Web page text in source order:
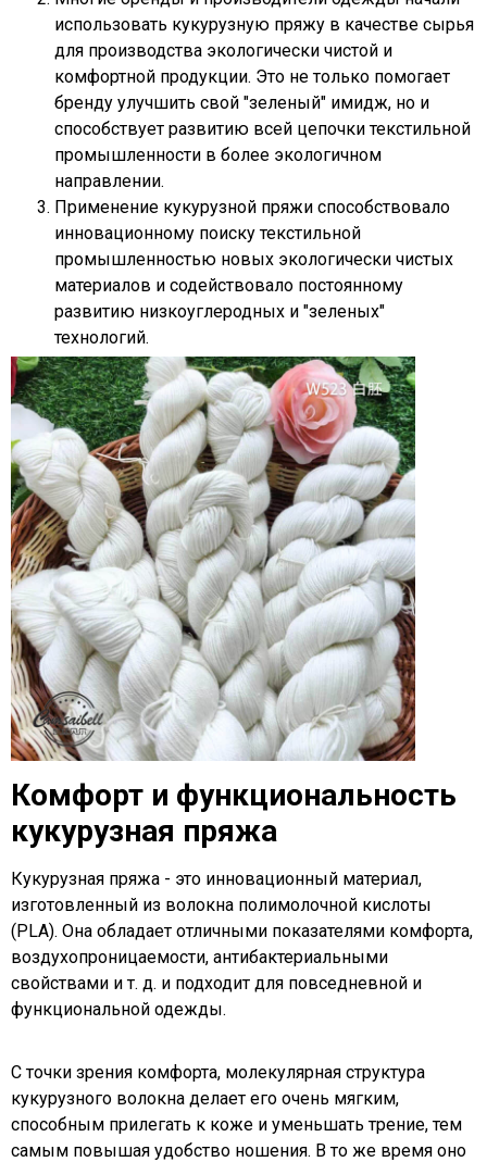
использовать кукурузную пряжу в качестве сырья
для производства экологически чистой и
комфортной продукции. Это не только помогает
бренду улучшить свой "зеленый" имидж, но и
способствует развитию всей цепочки текстильной
промышленности в более экологичном
направлении.
Применение кукурузной пряжи способствовало
инновационному поиску текстильной
промышленностью новых экологически чистых
материалов и содействовало постоянному
развитию низкоуглеродных и "зеленых"
технологий.
Комфорт и функциональность
кукурузная пряжа
Кукурузная пряжа - это инновационный материал,
изготовленный из волокна полимолочной кислоты
(PLA). Она обладает отличными показателями комфорта,
воздухопроницаемости, антибактериальными
свойствами и т. д. и подходит для повседневной и
функциональной одежды.
С точки зрения комфорта, молекулярная структура
кукурузного волокна делает его очень мягким,
способным прилегать к коже и уменьшать трение, тем
самым повышая удобство ношения. В то же время оно